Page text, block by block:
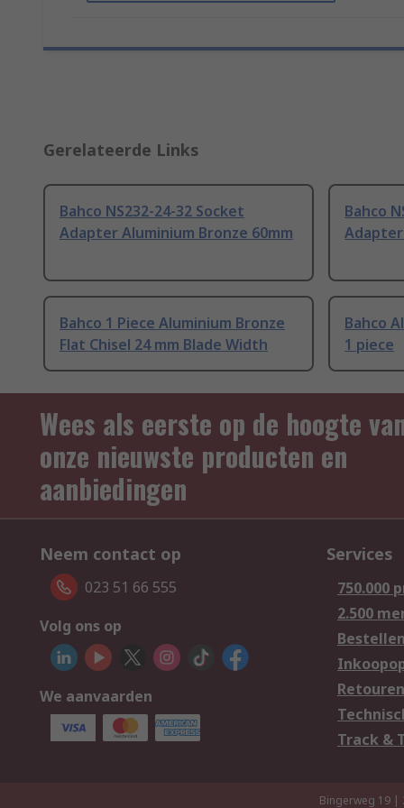
Gerelateerde Links
Bahco NS232-24-32 Socket
Adapter Aluminium Bronze 60mm
Bahco
Adapter
Bahco 1 Piece Aluminium Bronze
Flat Chisel 24 mm Blade Width
Bahco
1 piece
Wees als eerste op de hoogte
onze nieuwste producten en
aanbiedingen
Neem contact op
023 51 66 555
Volg ons op
We aanvaarden
Services
750.000
2.500
Bestellen
Retouren
Track &
Bingerweg 19 |